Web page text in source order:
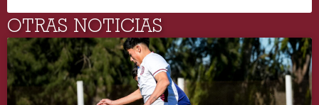
OTRAS NOTICIAS